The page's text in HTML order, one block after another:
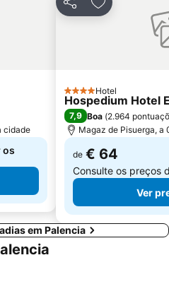
cidade
os
PartilharAdicionar
4 Estrelas
Hotel
Hospedium Hotel
7,9 Boa (2.964
Magaz de Pisuerga, a
de € 64
Consulte os preços
Ver
em Palencia